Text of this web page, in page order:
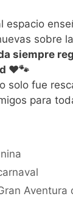
espacio
sobre
siempre
❤️🐾
solo fue
para